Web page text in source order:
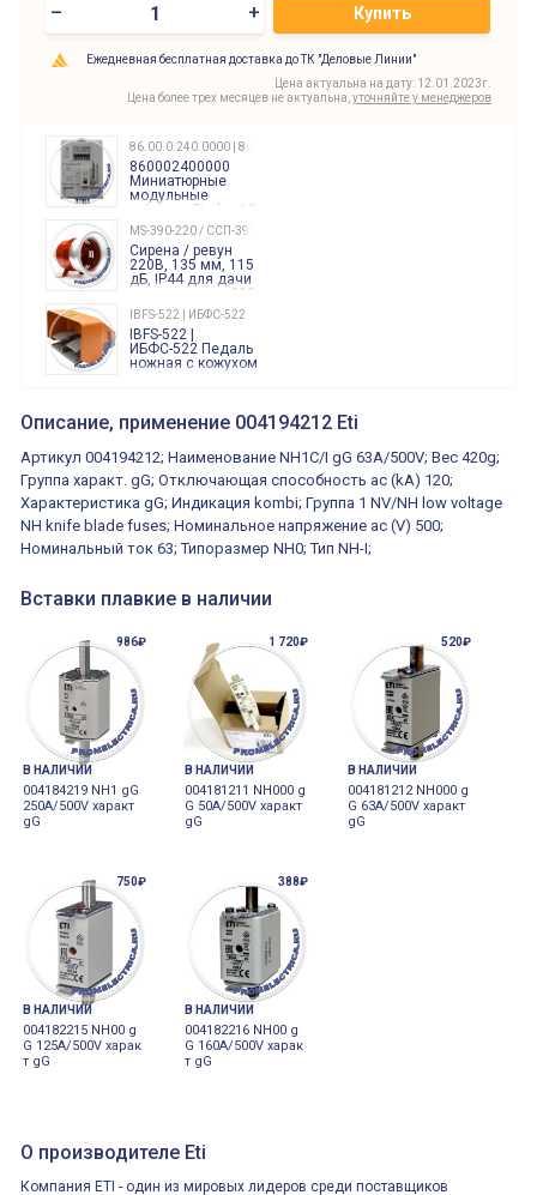
– + Купить
Ежедневная бесплатная доставка до ТК "Деловые Линии"
Цена актуальна на дату: 12.01.2023г.
Цена более трех месяцев не актуальна, уточняйте у менеджеров
86.00.0.240.0000 | 860002400000
860002400000
Миниатюрные
модульные
таймеры Finder, 12-
240 Вольт AC/DC
Finder
86.00.0.240.0000
MS-390-220 / ССП-390 220В
Сирена / ревун
220В, 135 мм, 115
дБ, IP44 для дачи
производства 220
Вольт звук ситены
"пожарная
тревога"
IBFS-522 | ИБФС-522
IBFS-522 |
ИБФС-522 Педаль
ножная с кожухом
двойная,
15Ампер 250В
XVR13M05L
Маячок
оранжевый
230VAC 130мм
ВКН8108
ВКН8108
Концевой
выключатель /
выключатель
путевой,
ролик
многофункциональные
функций/режимов
Описание, применение 004194212 Eti
Артикул 004194212; Наименование NH1C/I gG 63A/500V; Вес 420g;
Группа характ. gG; Отключающая способность ac (kA) 120;
Характеристика gG; Индикация kombi; Группа 1 NV/NH low voltage
NH knife blade fuses; Номинальное напряжение ac (V) 500;
Номинальный ток 63; Типоразмер NH0; Тип NH-I;
Вставки плавкие в наличии
986₽
В НАЛИЧИИ
004184219 NH1 gG
250A/500V характ
gG
1 720₽
В НАЛИЧИИ
004181211 NH000 g
G 50A/500V характ
gG
520₽
В НАЛИЧИИ
004181212 NH000 g
G 63A/500V характ
gG
750₽
В НАЛИЧИИ
004182215 NH00 g
G 125A/500V харак
т gG
388₽
В НАЛИЧИИ
004182216 NH00 g
G 160A/500V харак
т gG
О производителе Eti
Компания ETI - один из мировых лидеров среди поставщиков